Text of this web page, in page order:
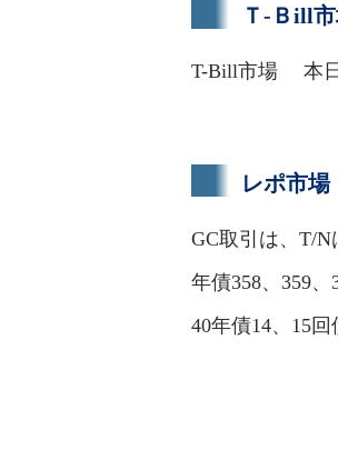
Ｔ-Ｂill
T-Bill市場 本日
レポ市場
GC取引は、T/N
年債358、359、
40年債14、15